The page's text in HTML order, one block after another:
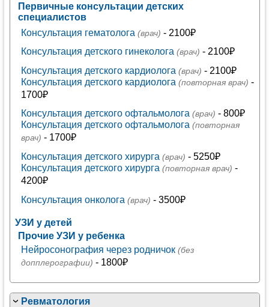
Первичные консультации детских
специалистов
Консультация гематолога (врач) - 2100₽
Консультация детского гинеколога (врач) - 2100₽
Консультация детского кардиолога (врач) - 2100₽
Консультация детского кардиолога (повторная врач) -
1700₽
Консультация детского офтальмолога (врач) - 800₽
Консультация детского офтальмолога (повторная
врач) - 1700₽
Консультация детского хирурга (врач) - 5250₽
Консультация детского хирурга (повторная врач) -
4200₽
Консультация онколога (врач) - 3500₽
УЗИ у детей
Прочие УЗИ у ребенка
Нейросонография через родничок (без
допплерографии) - 1800₽
Ревматология